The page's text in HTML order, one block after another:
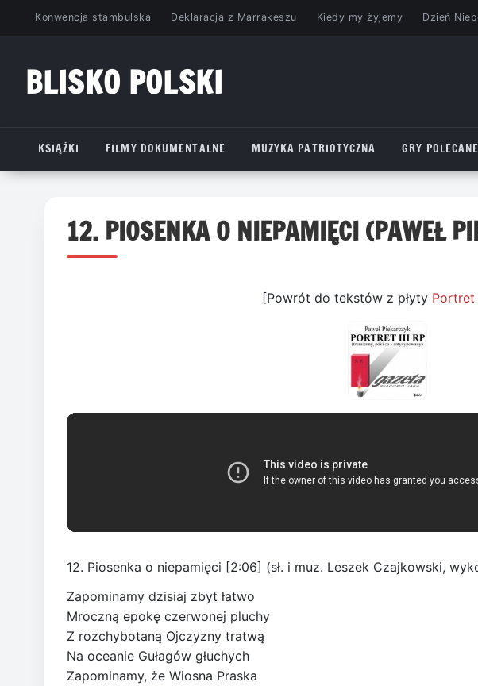
PrzejdźKonwencja stambulska Deklaracja z Marrakeszu Kiedy my żyjemy Dzień
BLISKO POLSKI
KSIĄŻKI
FILMY DOKUMENTALNE MUZYKA PATRIOTYCZNA GRY POLECANE
12. PIOSENKA O NIEPAMIĘCI (PAWEŁ
[Powrót do tekstów z płyty Portret
12. Piosenka o niepamięci [2:06] (sł. i muz. Leszek Czajkowski,
Zapominamy dzisiaj zbyt łatwo
Mroczną epokę czerwonej pluchy
Z rozchybotaną Ojczyzny tratwą
Na oceanie Gułagów głuchych
Zapominamy, że Wiosna Praska